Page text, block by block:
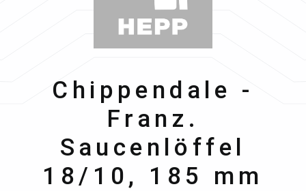
Hepp
Chippendale -
Franz.
Saucenlöffel
18/10, 185 mm